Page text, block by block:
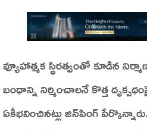
వ్యూహాత్మక స్థిరత్వంతో కూడిన
బంధాన్ని నిర్మించాలనే కొత్త
ఏకీభవించినట్లు జిన్‌పింగ్‌